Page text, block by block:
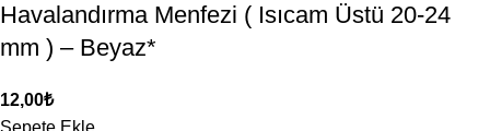
Havalandırma Menfezi ( Isıcam Üstü 20-24
mm ) – Beyaz*
12,00₺